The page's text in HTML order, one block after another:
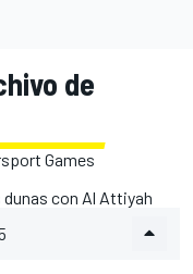
de
Games
con Al Attiyah